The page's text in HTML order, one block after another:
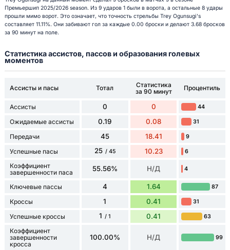
Премьершип 2025/2026 season. Из 9 ударов 1 были в ворота, а остальные 8 удары
прошли мимо ворот. Это означает, что точность стрельбы Trey Ogunsugi's
составляет 11.11%. Они забивают гол за каждые 0.00 броски и делают 3.68 бросков
за 90 минут на поле.
Статистика ассистов, пассов и образования голевых
моментов
Ассисты и пасы Тотал
Статистика
за 90 минут
Процентиль
Ассисты 0 0 44
Ожидаемые ассисты 0.19 0.08 31
Передачи 45 18.41 9
Успешные пасы 25 / 45 10.23 6
Коэффициент
завершенности паса
55.56% Н/Д 4
Ключевые пассы 4 1.64 87
Кроссы 1 0.41 31
Успешные кроссы 1 / 1 0.41 63
Коэффициент
завершенности
кросса
100.00% Н/Д 99